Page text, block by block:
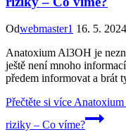
Odwebmaster1 16. 5. 2024
Anatoxium Al3OH je
ještě není mnoho
předem informovat a brát
Přečtěte si více Anatoxium
riziky – Co víme?